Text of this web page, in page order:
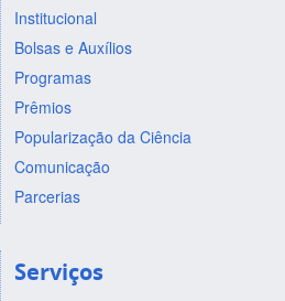
Institucional
Bolsas e Auxílios
Programas
Prêmios
Popularização da Ciência
Comunicação
Parcerias
Serviços